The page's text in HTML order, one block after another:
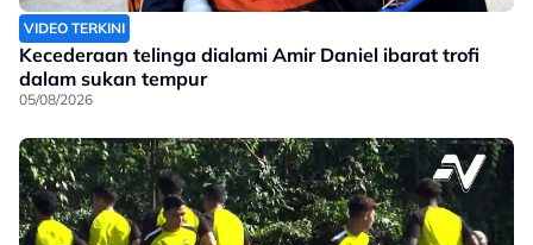
VIDEO TERKINI
Kecederaan telinga dialami Amir Daniel ibarat trofi
dalam sukan tempur
05/08/2026